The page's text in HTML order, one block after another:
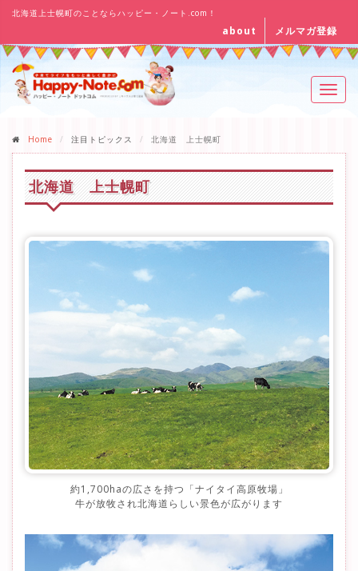
北海道上士幌町のことならハッピー・ノート.com！
about メルマガ登録
Home 注目トピックス 北海道 上士幌町
北海道 上士幌町
約1,700haの広さを持つ「ナイタイ高原牧場」
牛が放牧され北海道らしい景色が広がります